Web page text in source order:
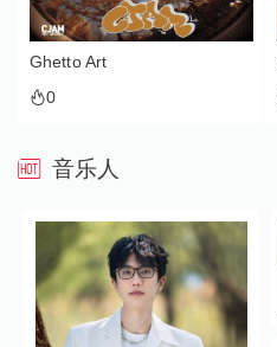
Ghetto Art
0
音乐人